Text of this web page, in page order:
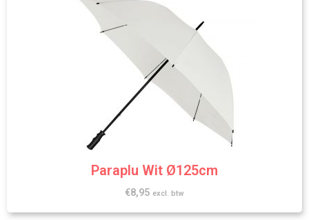
Paraplu Wit Ø125cm
€8,95 excl. btw